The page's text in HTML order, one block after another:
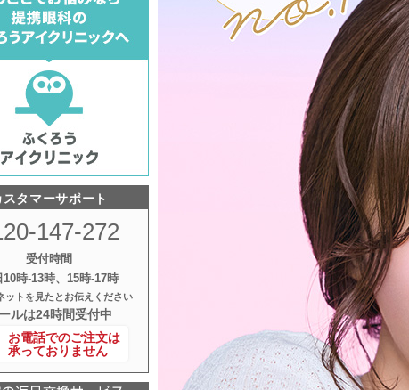
スタマーサポート
147-272
受付時間
時‐13時、15時‐17時
ットを見たとお伝えください
ルは24時間受付中
お電話でのご注文は
承っておりません